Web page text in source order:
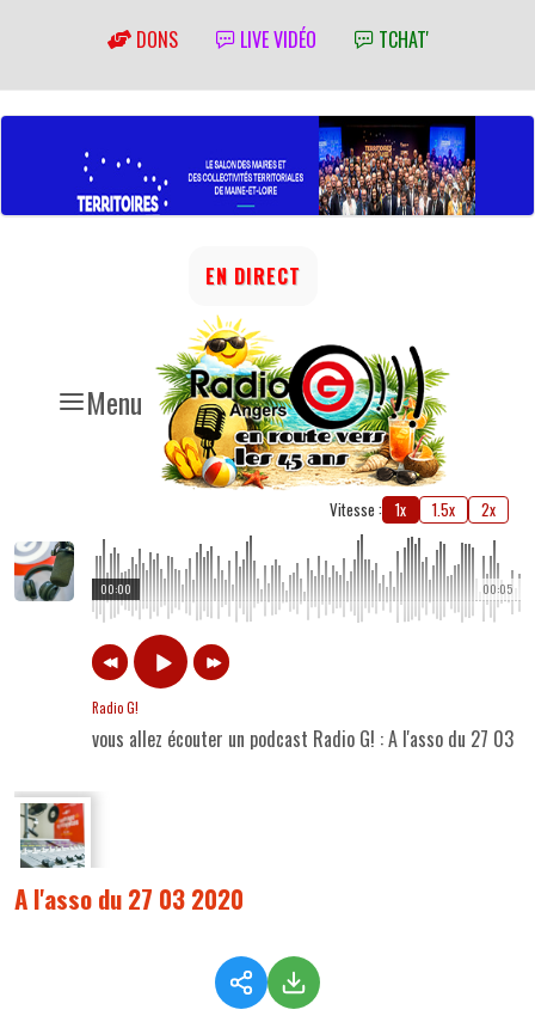
DONS LIVE VIDÉO TCHAT'
Menu
EN DIRECT
Vitesse : 1x 1.5x 2x
00:05
00:00
Radio G!
vous allez écouter un podcast Radio G! : A l'asso du 27 03
A l'asso du 27 03 2020